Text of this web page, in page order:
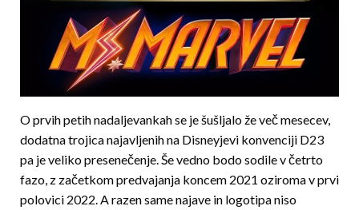
O prvih petih nadaljevankah se je šušljalo že več mesecev,
dodatna trojica najavljenih na Disneyjevi konvenciji D23
pa je veliko presenečenje. Še vedno bodo sodile v četrto
fazo, z začetkom predvajanja koncem 2021 oziroma v prvi
polovici 2022. A razen same najave in logotipa niso